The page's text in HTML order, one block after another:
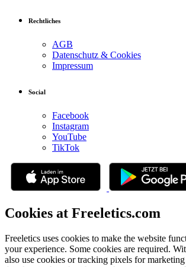
Rechtliches
AGB
Datenschutz & Cookies
Impressum
Social
Facebook
Instagram
YouTube
TikTok
Cookies at Freeletics.com
Freeletics uses cookies to make the website
your experience. Some cookies are required.
also use cookies or tracking pixels for